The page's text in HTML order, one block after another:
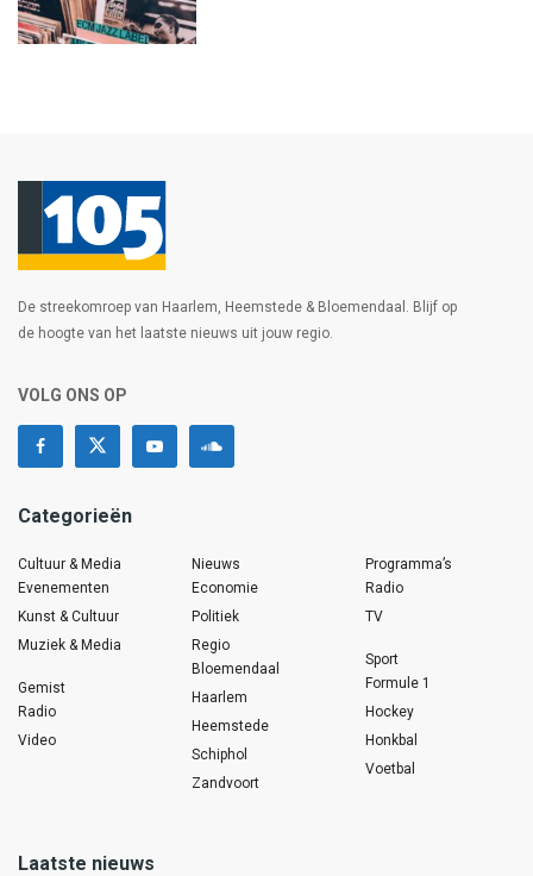
De streekomroep van Haarlem, Heemstede & Bloemendaal. Blijf op
de hoogte van het laatste nieuws uit jouw regio.
VOLG ONS OP
Categorieën
Cultuur & Media
Evenementen
Kunst & Cultuur
Muziek & Media
Gemist
Radio
Video
Nieuws
Economie
Politiek
Regio
Bloemendaal
Haarlem
Heemstede
Schiphol
Zandvoort
Programma’s
Radio
TV
Sport
Formule 1
Hockey
Honkbal
Voetbal
Laatste nieuws